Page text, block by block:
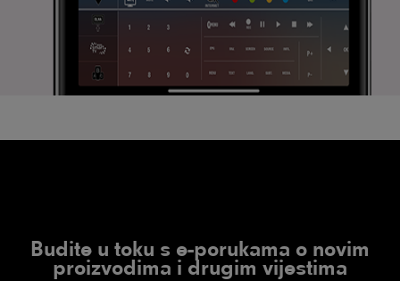
Budite u toku s e-porukama o novim
proizvodima i drugim vijestima